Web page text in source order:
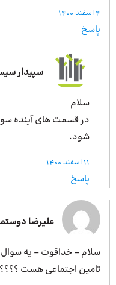
4 اسفند 1400
پاسخ
سپیدار
سلام
در قسمت های آینده
شود.
11 اسفند 1400
پاسخ
علیرضا
سلام – خداقوت – یه سوال
تامین اجتماعی هست ؟؟؟؟